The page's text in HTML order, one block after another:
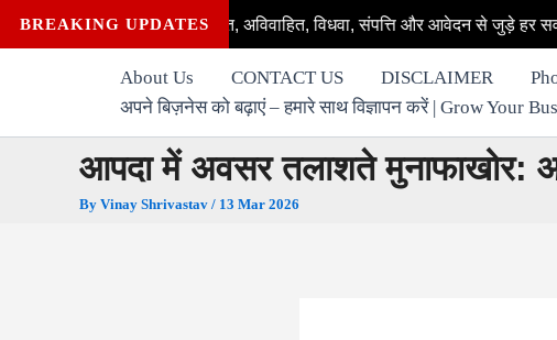
Skip
to
BREAKING UPDATES
हैं—विवाहित, अविवाहित, विधवा, संपत्ति और आवेदन से जुड़े हर सवाल का आसान जवाब
About Us CONTACT US DISCLAIMER
अपने बिज़नेस को बढ़ाएं – हमारे साथ विज्ञापन करें | Grow Your
आपदा में अवसर तलाशते मुनाफाखोर:
By Vinay Shrivastav / 13 Mar 2026